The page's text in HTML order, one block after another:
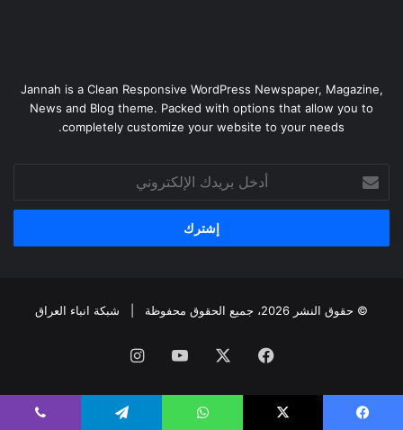
Jannah is a Clean Responsive WordPress Newspaper, Magazine,
News and Blog theme. Packed with options that allow you to
completely customize your website to your needs.
بريدك
الإلكتروني
© حقوق النشر 2026، جميع الحقوق محفوظة | شبكة انباء العراق
فيسبوك ‫YouTubeانستقرام